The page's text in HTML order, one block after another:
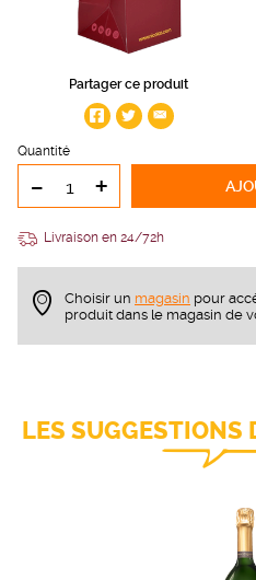
Partager ce produit
Quantité
- +
Livraison en 24/72h
Choisir un magasin pour
produit dans le magasin de
LES SUGGESTIONS